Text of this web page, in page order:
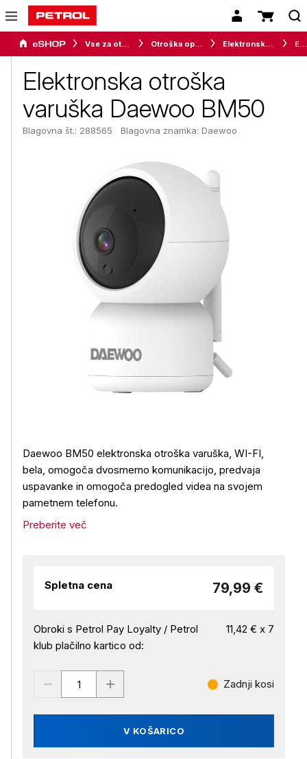
Vse za otroke Otroška oprema Elektronske varuške
Elektronska otroška
varuška Daewoo BM50
Blagovna št.: 288565 Blagovna znamka: Daewoo
Daewoo BM50 elektronska otroška varuška, WI-FI,
bela, omogoča dvosmerno komunikacijo, predvaja
uspavanke in omogoča predogled videa na svojem
pametnem telefonu.
Preberite več
Spletna cena 79,99 €
Obroki s Petrol Pay Loyalty / Petrol
klub plačilno kartico od:
11,42 € x 7
V KOŠARICO
Zadnji kosi